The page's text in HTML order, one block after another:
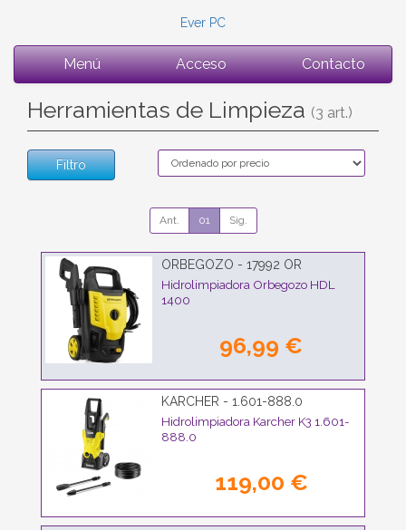
Ever PC
Menú Acceso Contacto
Herramientas de Limpieza (3 art.)
Filtro
Ant. 01 Sig.
ORBEGOZO - 17992 OR
Hidrolimpiadora Orbegozo HDL
1400
96,99 €
KARCHER - 1.601-888.0
Hidrolimpiadora Karcher K3 1.601-
888.0
119,00 €